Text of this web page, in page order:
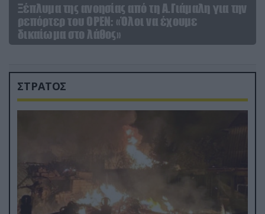
Ξέπλυμα της ανοησίας από τη Α.Γιάμαλη για την
ρεπόρτερ του ΟΡΕΝ: «Όλοι να έχουμε
δικαίωμα στο λάθος»
ΣΤΡΑΤΟΣ